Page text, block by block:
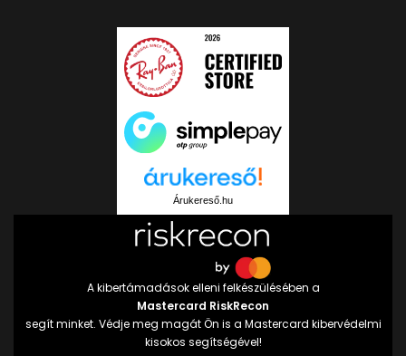
Árukereső.hu
A kibertámadások elleni felkészülésében a
Mastercard RiskRecon
segít minket. Védje meg magát Ön is a Mastercard kibervédelmi
kisokos segítségével!